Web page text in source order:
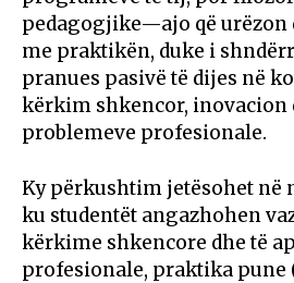
pedagogjike—ajo që
me praktikën, duke i
pranues pasivë të dijes në
kërkim shkencor, inovacion
problemeve profesionale.
Ky përkushtim jetësohet në
ku studentët angazhohen
kërkime shkencore dhe të
profesionale, praktika pune